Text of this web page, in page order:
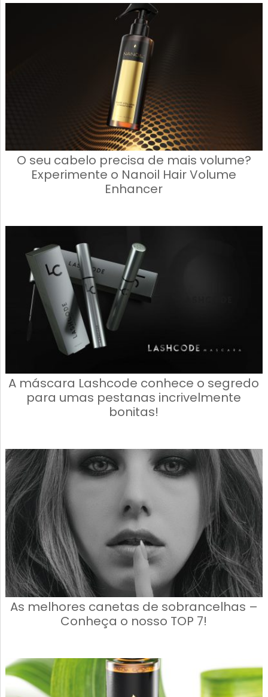
O seu cabelo precisa de mais volume?
Experimente o Nanoil Hair Volume
Enhancer
A máscara Lashcode conhece o segredo
para umas pestanas incrivelmente
bonitas!
As melhores canetas de sobrancelhas –
Conheça o nosso TOP 7!